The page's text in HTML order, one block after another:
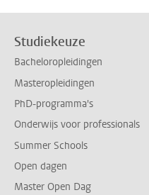
Studiekeuze
Bacheloropleidingen
Masteropleidingen
PhD-programma's
Onderwijs voor professionals
Summer Schools
Open dagen
Master Open Dag